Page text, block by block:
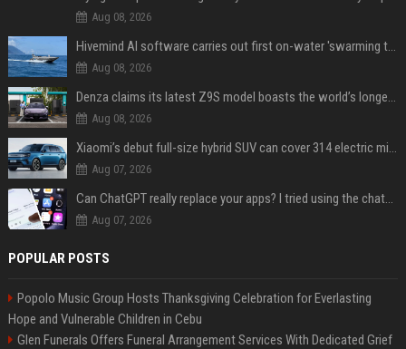
Aug 08, 2026
Hivemind AI software carries out first on-water 'swarming test' in Taiwan mission
Aug 08, 2026
Denza claims its latest Z9S model boasts the world’s longest electric range — allowing owners to drive from New York to Detroit without a stop
Aug 08, 2026
Xiaomi’s debut full-size hybrid SUV can cover 314 electric miles before it touches a drop of gasoline
Aug 07, 2026
Can ChatGPT really replace your apps? I tried using the chatbot for 12 everyday tasks on my phone — here’s what happened
Aug 07, 2026
POPULAR POSTS
Popolo Music Group Hosts Thanksgiving Celebration for Everlasting
Hope and Vulnerable Children in Cebu
Glen Funerals Offers Funeral Arrangement Services With Dedicated Grief